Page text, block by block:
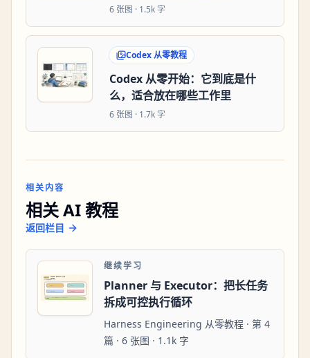
6 张图 · 1.5k 字
Codex 从零教程
Codex 从零开始：它到底是什
么，适合放在哪些工作里
6 张图 · 1.7k 字
相关内容
相关 AI 教程
返回栏目
继续学习
Planner 与 Executor：把长任务
拆成可控执行循环
Harness Engineering 从零教程 · 第 4
篇 · 6 张图 · 1.1k 字